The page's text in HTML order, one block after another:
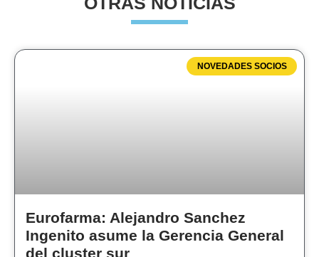
NOVEDADES SOCIOS
Eurofarma: Alejandro Sanchez
Ingenito asume la Gerencia General
del cluster sur